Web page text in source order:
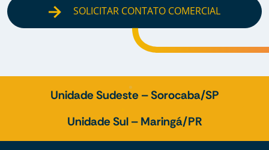
SOLICITAR CONTATO COMERCIAL
Unidade Sudeste – Sorocaba/SP
Unidade Sul – Maringá/PR